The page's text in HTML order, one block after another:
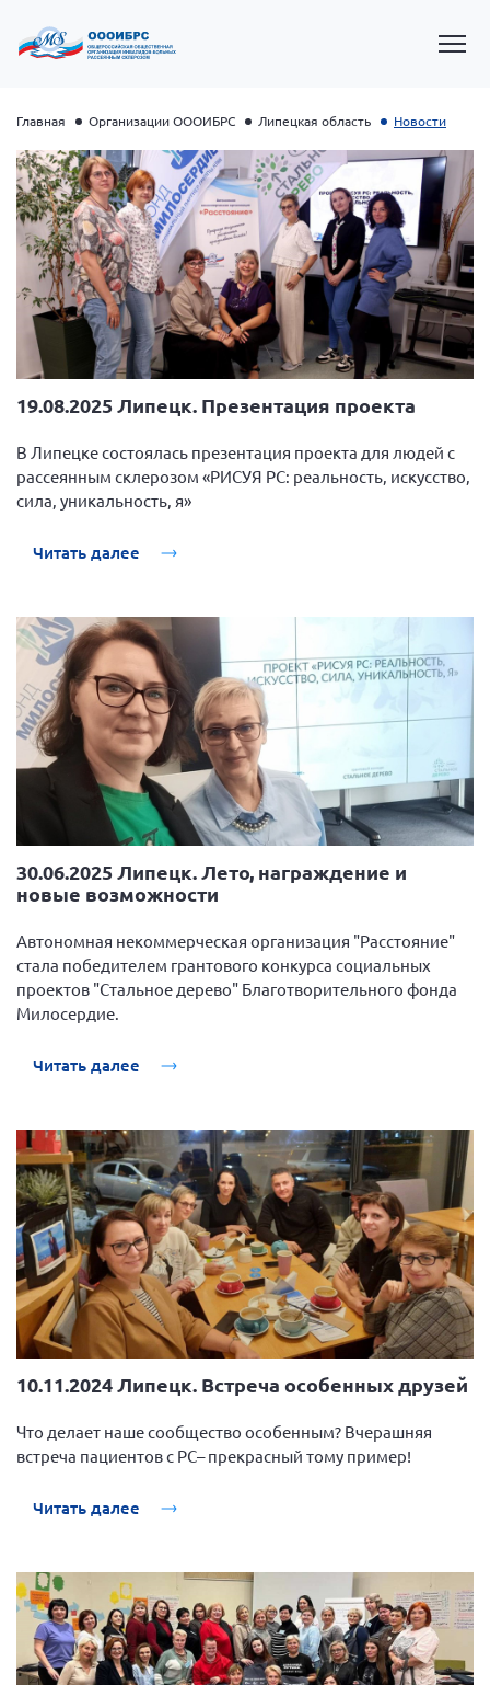
Президент Власов Я.В.
Первый вице-президент Кичигина Н. Ф.
Вице-президент Зрячева Н.В.
Вице-президент Шишлянников Ф.В.
Вице-президент Валюх М.В.
Вице-президент Чернова А.В.
Вице-президент Цикорин И.В.
Вице-президент Груба Л.В.
Главный бухгалтер Жаворонкова Г.М.
Конференция ОООИБРС 2026
Конференция ОООИБРС 2025
Экспертный совет ОООИБРС 2025
Конференция ОООИБРС 2023
Конференция ОООИБРС 2022
Конференция ОООИБРС 2021
Конференция ВСЭ 2021
Документы съездов
Первый съезд
Второй съезд
Третий съезд
Четвертый съезд
Пятый съезд
Шестой съезд
ОФ «Фонд содействия больным рассеянным
склерозом»
Новости: Казахстан
Письма и официальные ответы
Нормативно-правовые документы
Публичные отчеты
Исследования, аналитика, мнения
Всероссийская онлайн конференция
"Рассеянный склероз. XX лет работы
Главная Организации ОООИБРС Липецкая область Новости
19.08.2025 Липецк. Презентация проекта
В Липецке состоялась презентация проекта для людей с
рассеянным склерозом «РИСУЯ РС: реальность, искусство,
сила, уникальность, я»
Читать далее
30.06.2025 Липецк. Лето, награждение и
новые возможности
Автономная некоммерческая организация "Расстояние"
стала победителем грантового конкурса социальных
проектов "Стальное дерево" Благотворительного фонда
Милосердие.
Читать далее
10.11.2024 Липецк. Встреча особенных друзей
Что делает наше сообщество особенным? Вчерашняя
встреча пациентов с РС– прекрасный тому пример!
Читать далее